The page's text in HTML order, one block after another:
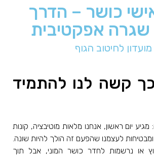
כושר – הדרך
שגרה אפקטיבית
מועדון לחיטוב הגוף
קשה לנו להתמיד
יום ראשון, אנחנו מלאות מוטיבציה, קונות
לעצמנו שהפעם זה הולך להיות שונה.
או נרשמות לחדר כושר המוני, אבל תוך